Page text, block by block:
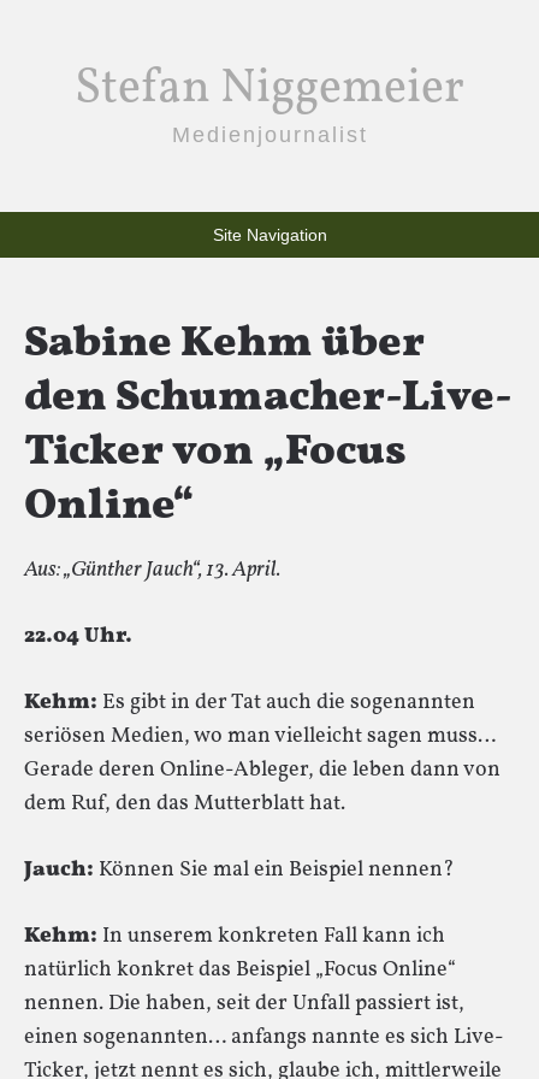
Stefan Niggemeier
Medienjournalist
Site Navigation
Sabine Kehm über
den Schumacher-Live-
Ticker von „Focus
Online“
Aus: „Günther Jauch“, 13. April.
22.04 Uhr.
Kehm: Es gibt in der Tat auch die sogenannten
seriösen Medien, wo man vielleicht sagen muss…
Gerade deren Online-Ableger, die leben dann von
dem Ruf, den das Mutterblatt hat.
Jauch: Können Sie mal ein Beispiel nennen?
Kehm: In unserem konkreten Fall kann ich
natürlich konkret das Beispiel „Focus Online“
nennen. Die haben, seit der Unfall passiert ist,
einen sogenannten… anfangs nannte es sich Live-
Ticker, jetzt nennt es sich, glaube ich, mittlerweile